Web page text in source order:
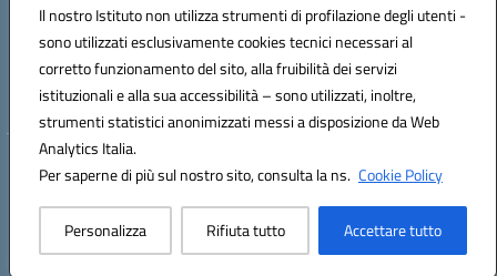
Il nostro Istituto non utilizza strumenti di profilazione degli utenti -
sono utilizzati esclusivamente cookies tecnici necessari al
corretto funzionamento del sito, alla fruibilità dei servizi
istituzionali e alla sua accessibilità – sono utilizzati, inoltre,
strumenti statistici anonimizzati messi a disposizione da Web
Analytics Italia.
Per saperne di più sul nostro sito, consulta la ns. Cookie Policy
Personalizza Rifiuta tutto Accettare tutto
Codice fiscale: 80103200616
Codice meccanografico:CEIC83000V
Codice Indice delle Pubbliche Amministrazioni (IPA): istsc_ceic83000v
Codice unico di fatturazione (CUF): UFO76N
Hosting & Powered by 3D Solution S.r.l.
Concept & Design by Designers Italia